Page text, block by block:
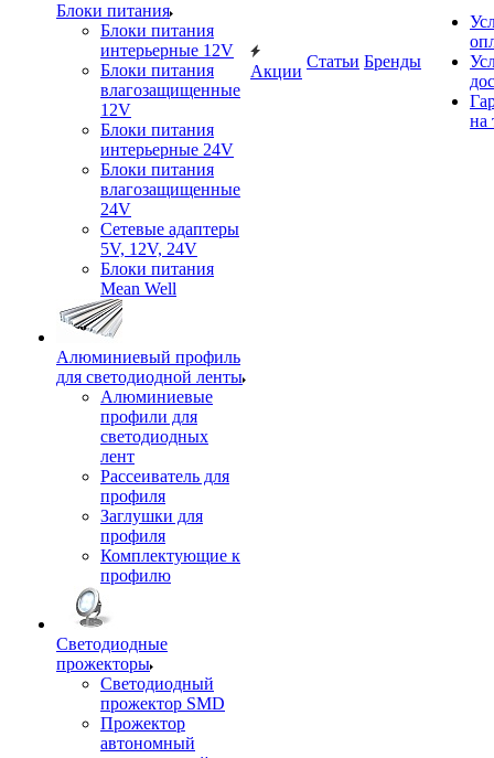
Блоки питания
Блоки питания
интерьерные 12V
Блоки питания
влагозащищенные
12V
Блоки питания
интерьерные 24V
Блоки питания
влагозащищенные
24V
Сетевые адаптеры
5V, 12V, 24V
Блоки питания
Mean Well
Алюминиевый профиль
для светодиодной ленты
Алюминиевые
профили для
светодиодных
лент
Рассеиватель для
профиля
Заглушки для
профиля
Комплектующие к
профилю
Светодиодные
прожекторы
Светодиодный
прожектор SMD
Прожектор
автономный
Акции
Статьи Бренды
на